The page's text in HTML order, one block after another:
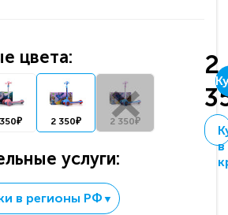
цвета:
2 350₽ 2 350₽
услуги:
2
в
в регионы РФ▼